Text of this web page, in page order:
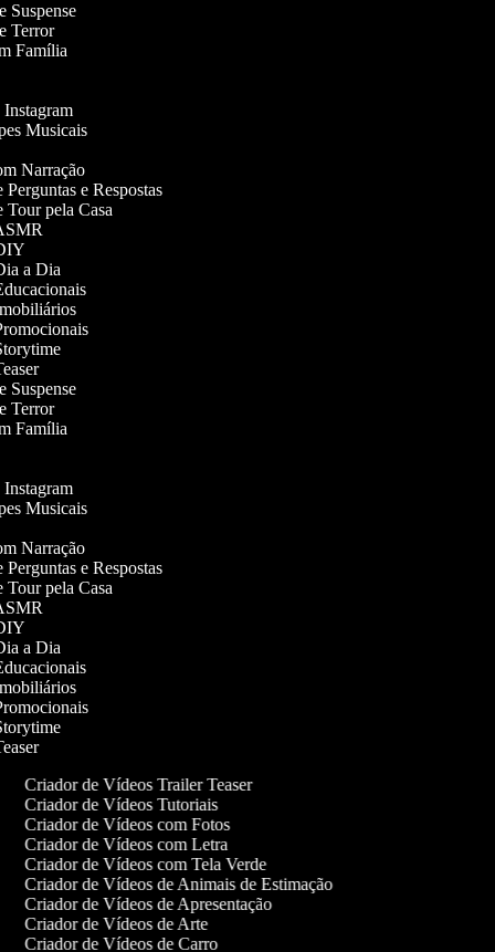
Suspense
Terror
Família
Instagram
Musicais
Narração
Perguntas e Respostas
Tour pela Casa
a Dia
Suspense
Terror
Família
Instagram
Musicais
Narração
Perguntas e Respostas
Tour pela Casa
a Dia
Criador de Vídeos Trailer Teaser
Criador de Vídeos Tutoriais
Criador de Vídeos com Fotos
Criador de Vídeos com Letra
Criador de Vídeos com Tela Verde
Criador de Vídeos de Animais de Estimação
Criador de Vídeos de Apresentação
Criador de Vídeos de Arte
Criador de Vídeos de Carro